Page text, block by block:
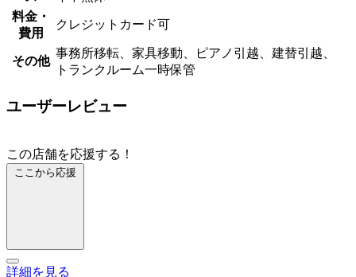
料金・
費用
クレジットカード可
その他
事務所移転、家具移動、ピアノ引越、建替引越、
トランクルーム一時保管
ユーザーレビュー
この店舗を応援する！
ここから応援
詳細を見る